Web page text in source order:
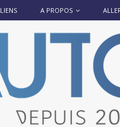
LIENS A PROPOS